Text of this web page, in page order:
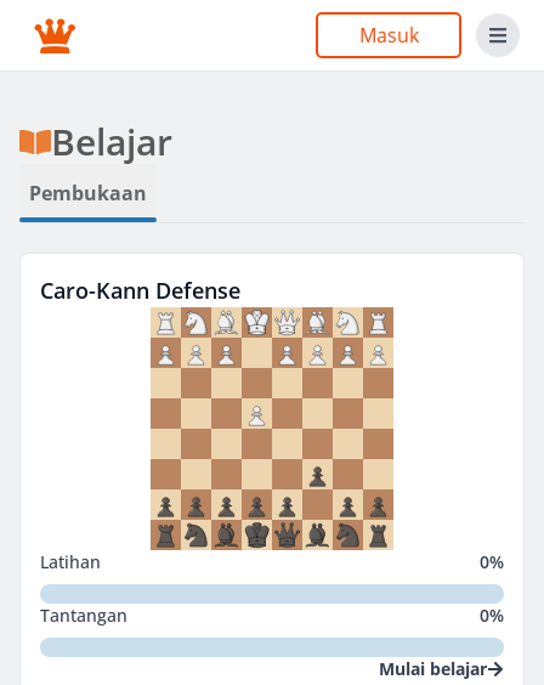
Masuk
Belajar
Pembukaan
Caro-Kann Defense
Latihan 0%
Tantangan 0%
Mulai belajar